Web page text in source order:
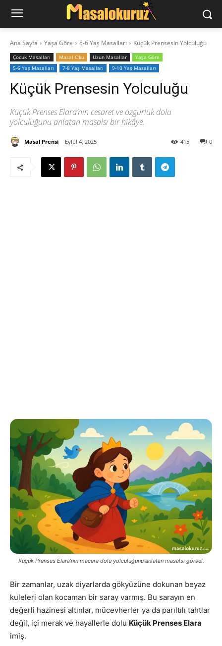
Ana Sayfa Yaşa Göre 5-6 Yaş Masalları Küçük Prensesin Yolculuğu
‍Çocuk Masalları Masal Oku Uzun Masallar
Yaşa Göre
5-6 Yaş Masalları
7-8 Yaş Masalları 9-10 Yaş Masalları
Küçük Prensesin Yolculuğu
Küçük Prenses Elara’nın cesaret ve özgürlük dolu
yolculuğunu anlatan masalsı bir hikâye.
Masal Prensi Eylül 4, 2025 0
415
Küçük Prenses Elara’nın macera dolu yolculuğunu anlatan masalsı görsel.
Bir zamanlar, uzak diyarlarda gökyüzüne dokunan beyaz
kuleleri olan kocaman bir saray varmış. Bu sarayın en
değerli hazinesi altınlar, mücevherler ya da parıltılı tahtlar
değil, içi merak ve hayallerle dolu Küçük Prenses Elara
imiş.